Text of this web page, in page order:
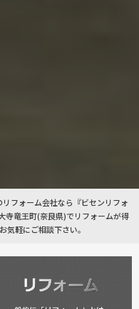
フォーム会社なら『ビセンリフォ
寺竜王町(奈良県)でリフォームが得
気軽にご相談下さい。